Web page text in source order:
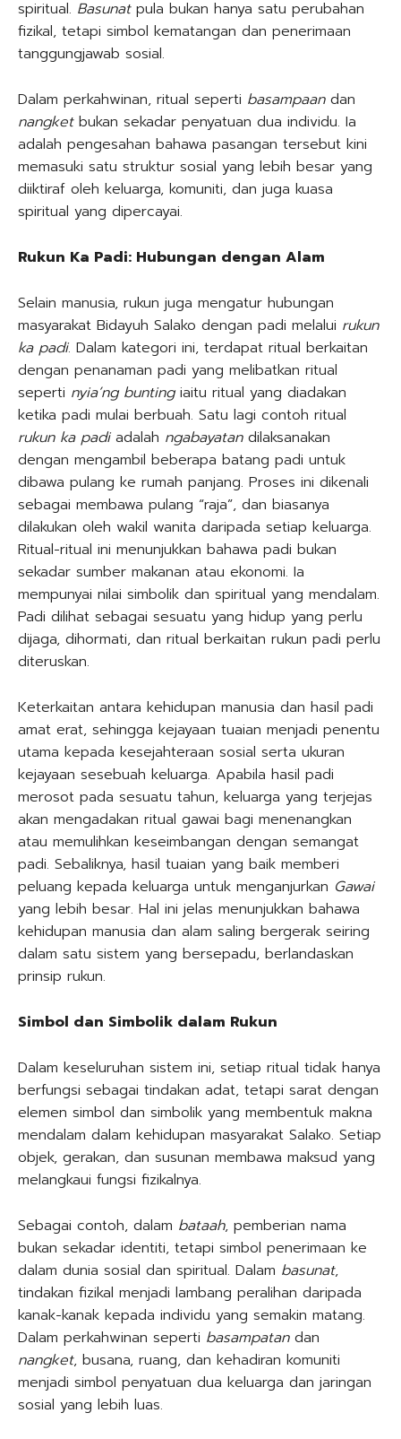
spiritual. Basunatpula bukan hanya satu perubahan
fizikal, tetapi simbol kematangan dan penerimaan
tanggungjawab sosial.
Dalam perkahwinan, ritual seperti basampaandan
nangketbukan sekadar penyatuan dua individu. Ia
adalah pengesahan bahawa pasangan tersebut kini
memasuki satu struktur sosial yang lebih besar yang
diiktiraf oleh keluarga, komuniti, dan juga kuasa
spiritual yang dipercayai.
Rukun Ka Padi: Hubungan dengan Alam
Selain manusia, rukun juga mengatur hubungan
masyarakat Bidayuh Salako dengan padi melalui rukun
ka padi. Dalam kategori ini, terdapat ritual berkaitan
dengan penanaman padi yang melibatkan ritual
seperti nyia’ng buntingiaitu ritual yang diadakan
ketika padi mulai berbuah. Satu lagi contoh ritual
rukun ka padiadalah ngabayatandilaksanakan
dengan mengambil beberapa batang padi untuk
dibawa pulang ke rumah panjang. Proses ini dikenali
sebagai membawa pulang “raja”, dan biasanya
dilakukan oleh wakil wanita daripada setiap keluarga.
Ritual-ritual ini menunjukkan bahawa padi bukan
sekadar sumber makanan atau ekonomi. Ia
mempunyai nilai simbolik dan spiritual yang mendalam.
Padi dilihat sebagai sesuatu yang hidup yang perlu
dijaga, dihormati, dan ritual berkaitan rukun padi perlu
diteruskan.
Keterkaitan antara kehidupan manusia dan hasil padi
amat erat, sehingga kejayaan tuaian menjadi penentu
utama kepada kesejahteraan sosial serta ukuran
kejayaan sesebuah keluarga. Apabila hasil padi
merosot pada sesuatu tahun, keluarga yang terjejas
akan mengadakan ritual gawai bagi menenangkan
atau memulihkan keseimbangan dengan semangat
padi. Sebaliknya, hasil tuaian yang baik memberi
peluang kepada keluarga untuk menganjurkan Gawai
yang lebih besar. Hal ini jelas menunjukkan bahawa
kehidupan manusia dan alam saling bergerak seiring
dalam satu sistem yang bersepadu, berlandaskan
prinsip rukun.
Simbol dan Simbolik dalam Rukun
Dalam keseluruhan sistem ini, setiap ritual tidak hanya
berfungsi sebagai tindakan adat, tetapi sarat dengan
elemen simbol dan simbolik yang membentuk makna
mendalam dalam kehidupan masyarakat Salako. Setiap
objek, gerakan, dan susunan membawa maksud yang
melangkaui fungsi fizikalnya.
Sebagai contoh, dalam bataah, pemberian nama
bukan sekadar identiti, tetapi simbol penerimaan ke
dalam dunia sosial dan spiritual. Dalam basunat,
tindakan fizikal menjadi lambang peralihan daripada
kanak-kanak kepada individu yang semakin matang.
Dalam perkahwinan seperti basampatandan
nangket, busana, ruang, dan kehadiran komuniti
menjadi simbol penyatuan dua keluarga dan jaringan
sosial yang lebih luas.